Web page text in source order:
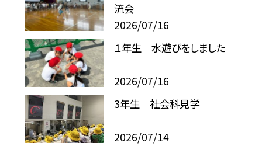
流会
2026/07/16
１年生 水遊びをしました
2026/07/16
3年生 社会科見学
2026/07/14